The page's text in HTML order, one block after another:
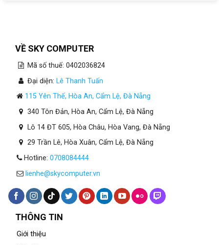
Bao
VỀ SKY COMPUTER
Mã số thuế: 0402036824
Đại diện: Lê Thanh Tuấn
115 Yên Thế, Hòa An, Cẩm Lệ, Đà Nẵng
340 Tôn Đản, Hòa An, Cẩm Lệ, Đà Nẵng
Lô 14 ĐT 605, Hòa Châu, Hòa Vang, Đà Nẵng
29 Trần Lê, Hòa Xuân, Cẩm Lệ, Đà Nẵng
Hotline: 0708084444
lienhe@skycomputer.vn
THÔNG TIN
Giới thiệu